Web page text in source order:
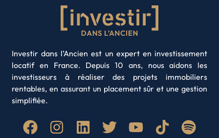
Saint-Denis
Nancy
Noisy-le-Grand
Saint-Etienne
Toulon
Toulouse
Villeurbanne
Amiens
Brest
Clermont-Ferrand
Limoges
Roubaix
Saint-Denis
Investir dans l’Ancien est un expert en investissement
locatif en France. Depuis 10 ans, nous aidons les
investisseurs à réaliser des projets immobiliers
rentables, en assurant un placement sûr et une gestion
simplifiée.